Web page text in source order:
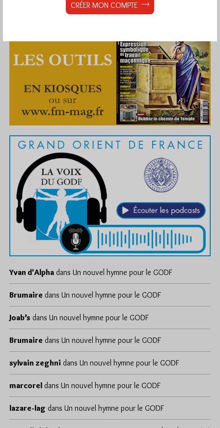
Yvan d'Alpha dans Un nouvel hymne pour le GODF
Brumaire dans Un nouvel hymne pour le GODF
Joab’s dans Un nouvel hymne pour le GODF
Brumaire dans Un nouvel hymne pour le GODF
sylvain zeghni dans Un nouvel hymne pour le GODF
marcorel dans Un nouvel hymne pour le GODF
lazare-lag dans Un nouvel hymne pour le GODF
CRÉER MON COMPTE